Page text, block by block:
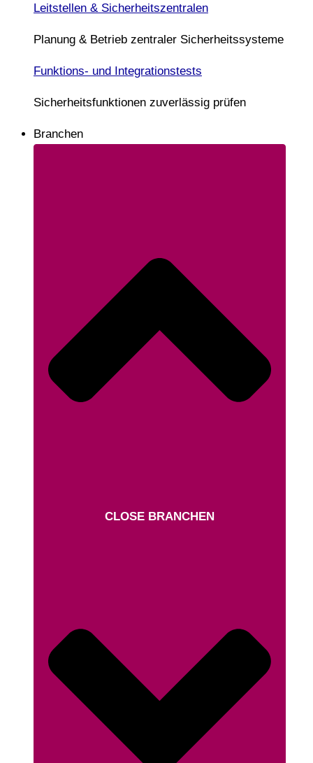
Leitstellen & Sicherheitszentralen
Planung & Betrieb zentraler Sicherheitssysteme
Funktions- und Integrationstests
Sicherheitsfunktionen zuverlässig prüfen
Branchen
CLOSE BRANCHEN